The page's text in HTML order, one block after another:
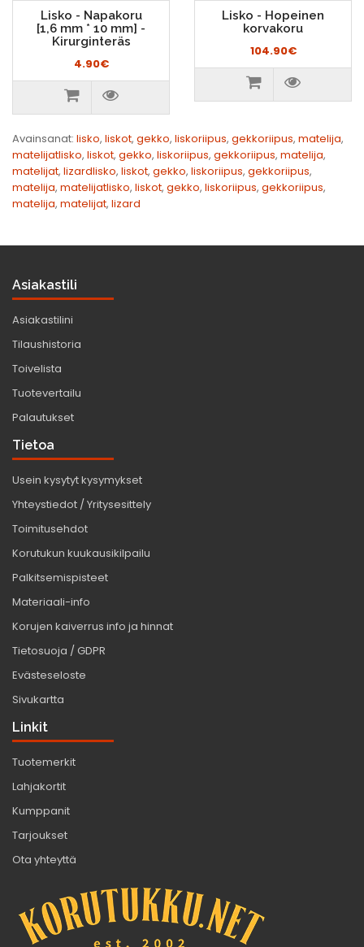
Lisko - Napakoru
[1,6 mm * 10 mm] -
Kirurginteräs
4.90€
Lisko - Hopeinen
korvakoru
104.90€
Avainsanat: lisko, liskot, gekko, liskoriipus, gekkoriipus, matelija,
matelijatlisko, liskot, gekko, liskoriipus, gekkoriipus, matelija,
matelijat, lizardlisko, liskot, gekko, liskoriipus, gekkoriipus,
matelija, matelijatlisko, liskot, gekko, liskoriipus, gekkoriipus,
matelija, matelijat, lizard
Asiakastili
Asiakastilini
Tilaushistoria
Toivelista
Tuotevertailu
Palautukset
Tietoa
Usein kysytyt kysymykset
Yhteystiedot / Yritysesittely
Toimitusehdot
Korutukun kuukausikilpailu
Palkitsemispisteet
Materiaali-info
Korujen kaiverrus info ja hinnat
Tietosuoja / GDPR
Evästeseloste
Sivukartta
Linkit
Tuotemerkit
Lahjakortit
Kumppanit
Tarjoukset
Ota yhteyttä